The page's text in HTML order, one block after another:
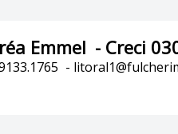
Emmel - Creci
-